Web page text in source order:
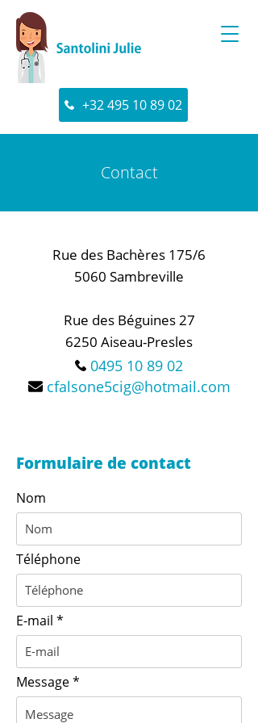
+32 495 10 89 02
Contact
Rue des Bachères 175/6
5060 Sambreville
Rue des Béguines 27
6250 Aiseau-Presles
0495 10 89 02
cfalsone5cig@hotmail.com
Formulaire de contact
Nom
Téléphone
E-mail
Message